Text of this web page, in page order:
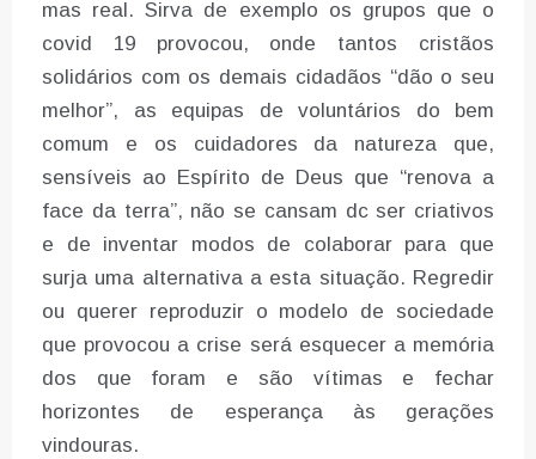
mas real. Sirva de exemplo os grupos que o
covid 19 provocou, onde tantos cristãos
solidários com os demais cidadãos “dão o seu
melhor”, as equipas de voluntários do bem
comum e os cuidadores da natureza que,
sensíveis ao Espírito de Deus que “renova a
face da terra”, não se cansam dc ser criativos
e de inventar modos de colaborar para que
surja uma alternativa a esta situação. Regredir
ou querer reproduzir o modelo de sociedade
que provocou a crise será esquecer a memória
dos que foram e são vítimas e fechar
horizontes de esperança às gerações
vindouras.